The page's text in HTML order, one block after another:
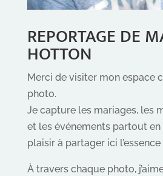
REPORTAGE DE
HOTTON
Merci de visiter mon espace
photo.
Je capture les mariages, les
et les événements partout en
plaisir à partager ici
À travers chaque photo,